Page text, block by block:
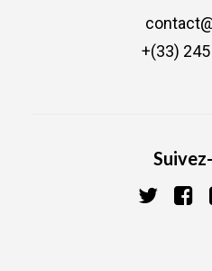
+(33)